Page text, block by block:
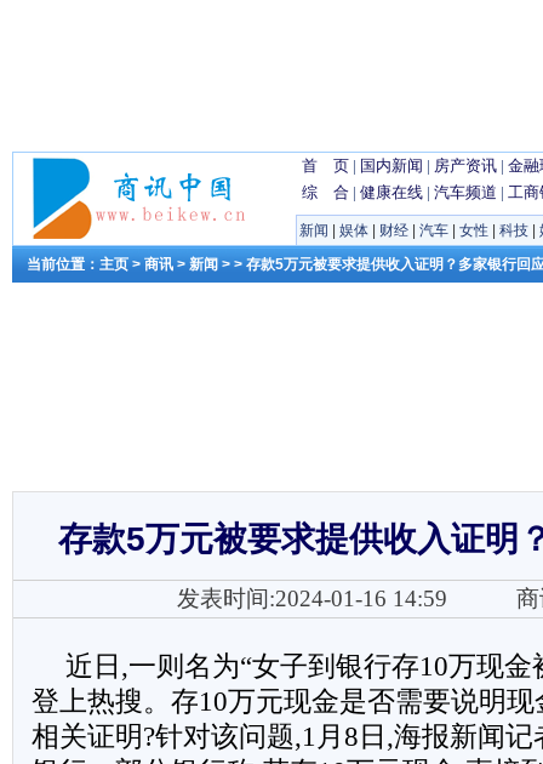
首 页 | 国内新闻 | 房产资讯 | 金融
综 合 | 健康在线 | 汽车频道 | 工商
新闻 娱体 财经 汽车 女性 科技
当前位置： 主页 > 商讯 > 新闻 > > 存款5万元被要求提供收入证明？多家银行回
存款5万元被要求提供收入证明
发表时间:2024-01-16 14:59
近日,一则名为“女子到银行存10万现金
登上热搜。存10万元现金是否需要说明
相关证明?针对该问题,1月8日,海报新闻